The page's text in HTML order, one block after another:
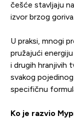
češće stavljaju
izvor brzog goriva.
U praksi, mnogi
pružajući
i drugih hranjivih
svakog
specifičnu
Ko je razvio